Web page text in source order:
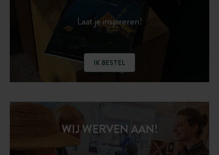
Laat je inspireren!
IK BESTEL
WIJ WERVEN AAN!